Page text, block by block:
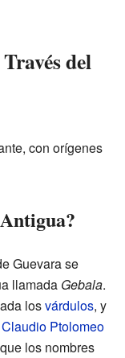
del
con orígenes
Guevara se
llamada Gebala.
losvárdulos, y
Claudio Ptolomeo
los nombres